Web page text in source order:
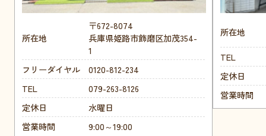
所在地
〒672-8074
兵庫県姫路市飾磨区加茂354-
1
フリーダイヤル
0120-812-234
TEL
079-263-8126
定休日
水曜日
営業時間
9:00～19:00
所在地
TEL
定休日
営業時間